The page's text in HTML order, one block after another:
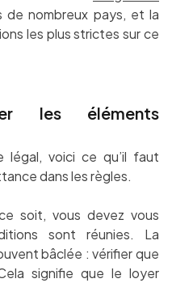
de nombreux pays, et la
les plus strictes sur ce
les éléments
légal, voici ce qu’il faut
dans les règles.
soit, vous devez vous
sont réunies. La
bâclée : vérifier que
signifie que le loyer